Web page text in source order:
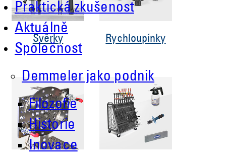
Praktická zkušenost
Aktuálně
Společnost
Demmeler jako podnik
Filozofie
Historie
Inovace
Svěrky Rychloupínky